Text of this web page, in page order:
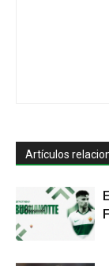
Artículos